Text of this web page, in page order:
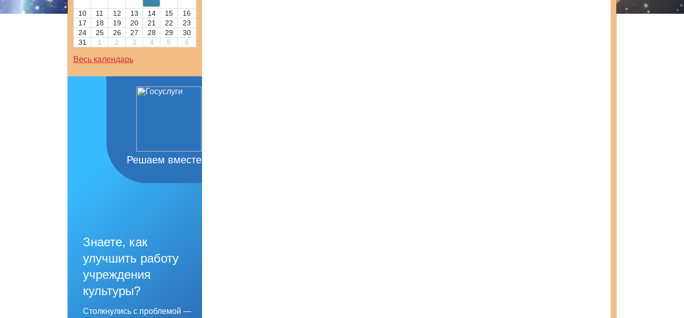
10 11 12 13 14 15
16
17
18 19 20 21 22
23
24
25 26 27 28 29
30
31
1 2 3 4 5 6
Весь календарь
Решаем вместе
Знаете, как
улучшить работу
учреждения
культуры?
Столкнулись с проблемой —